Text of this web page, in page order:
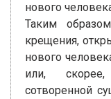
нового
Таким
крещения,
нового
или, скорее,
сотворенной